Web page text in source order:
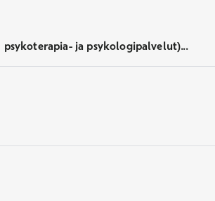
ja psykologipalvelut)...